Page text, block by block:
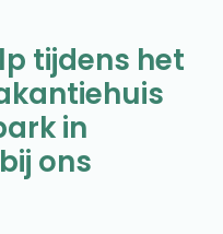
tijdens het
in
ons